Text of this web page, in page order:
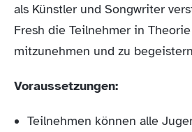
als Künstler und Songwriter
Fresh die Teilnehmer in
mitzunehmen und zu
Voraussetzungen:
Teilnehmen können alle